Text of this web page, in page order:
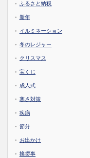
ふるさと納税
新年
イルミネーション
冬のレジャー
クリスマス
宝くじ
成人式
寒さ対策
疾病
節分
お出かけ
挨拶事